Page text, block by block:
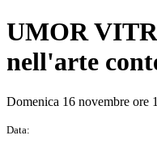
UMOR
nell'arte
Domenica 16 novembre ore
Data: